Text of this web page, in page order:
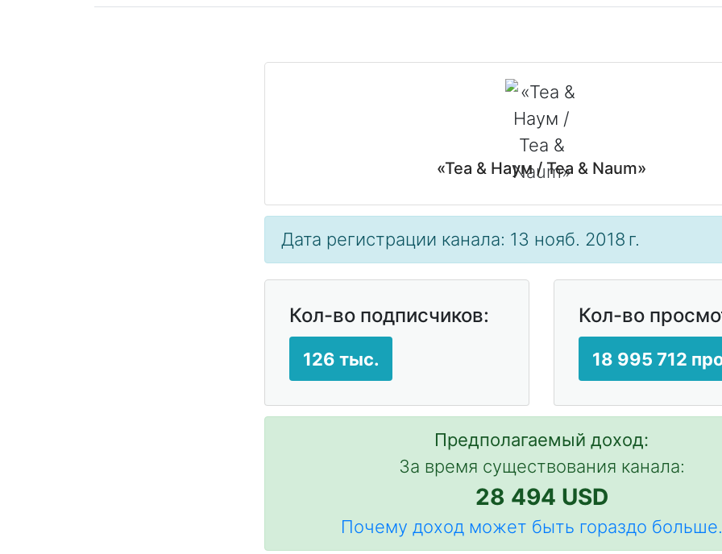
«Теа & Наум / Tea & Naum»
Дата регистрации канала: 13 нояб. 2018 г.
Кол-во подписчиков:
126 тыс.
Кол-во
18 995 712
Предполагаемый доход:
За время существования канала:
28 494 USD
Почему доход может быть гораздо